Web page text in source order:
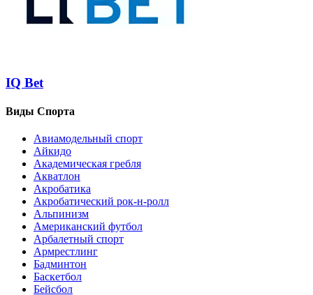
IQ Bet
Виды Спорта
Авиамодельный спорт
Айкидо
Академическая гребля
Акватлон
Акробатика
Акробатический рок-н-ролл
Альпинизм
Американский футбол
Арбалетный спорт
Армрестлинг
Бадминтон
Баскетбол
Бейсбол